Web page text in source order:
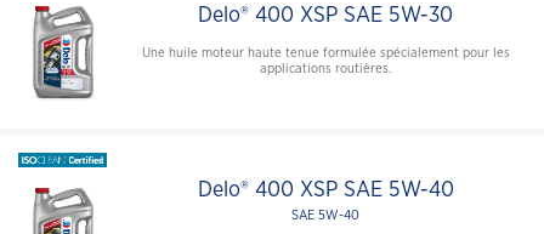
Delo® 400 XSP SAE 5W-30
Une huile moteur haute tenue formulée spécialement pour les
applications routières.
Delo® 400 XSP SAE 5W-40
SAE 5W-40